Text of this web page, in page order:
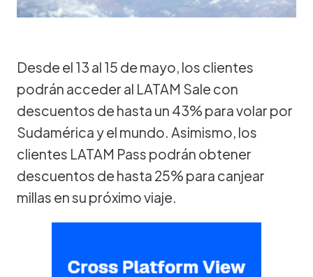
Desde el 13 al 15 de mayo, los clientes
podrán acceder al LATAM Sale con
descuentos de hasta un 43% para volar por
Sudamérica y el mundo. Asimismo, los
clientes LATAM Pass podrán obtener
descuentos de hasta 25% para canjear
millas en su próximo viaje.